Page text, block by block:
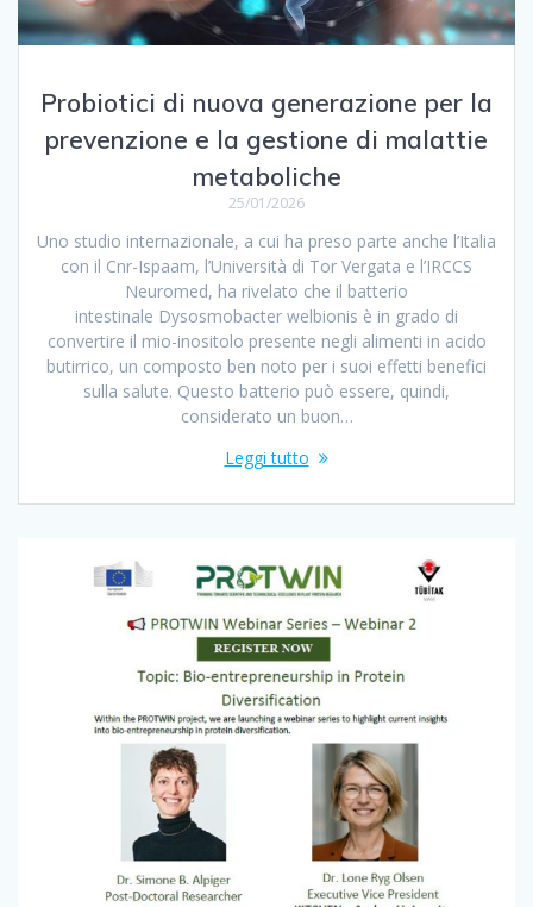
Probiotici di nuova generazione per la
prevenzione e la gestione di malattie
metaboliche
25/01/2026
Uno studio internazionale, a cui ha preso parte anche l’Italia
con il Cnr-Ispaam, l’Università di Tor Vergata e l’IRCCS
Neuromed, ha rivelato che il batterio
intestinale Dysosmobacter welbionis è in grado di
convertire il mio-inositolo presente negli alimenti in acido
butirrico, un composto ben noto per i suoi effetti benefici
sulla salute. Questo batterio può essere, quindi,
considerato un buon…
Leggi tutto